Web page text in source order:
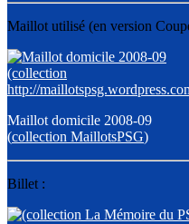
Maillot utilisé (en version
Maillot domicile 2008-09
(collection MaillotsPSG)
Billet :